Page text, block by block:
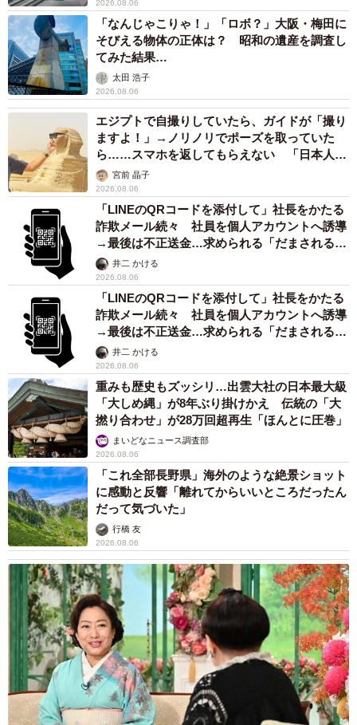
MKトラベル公式Xアカウント（@mk_ryokou
MKトラベル公式Instagramアカウント（@mktravel.jp）
MKトラベルWEB
前に上司から無言で届いた写真です #MK猫写真
pic.twitter.com/xZLrVZKAGP
— MKタクシー🚕 (@MKofficial_PR)
2026.08.06
「なんじゃこりゃ！」「ロボ？」大阪・梅田に
そびえる物体の正体は？ 昭和の遺産を調査し
てみた結果…
太田 浩子
2026.08.06
エジプトで自撮りしていたら、ガイドが「撮り
ますよ！」→ノリノリでポーズを取っていた
ら……スマホを返してもらえない 「日本人は
カモ代表かも」「私は6時間で3万円払った」
宮前 晶子
2026.08.06
「LINEのQRコードを添付して」社長をかたる
詐欺メール続々 社員を個人アカウントへ誘導
→最後は不正送金…求められる「だまされる前
提」の対策
井二 かける
2026.08.06
「LINEのQRコードを添付して」社長をかたる
詐欺メール続々 社員を個人アカウントへ誘導
→最後は不正送金…求められる「だまされる前
提」の対策
井二 かける
2026.08.06
重みも歴史もズッシリ…出雲大社の日本最大級
「大しめ縄」が8年ぶり掛けかえ 伝統の「大
撚り合わせ」が28万回超再生「ほんとに圧巻」
まいどなニュース調査部
2026.08.06
「これ全部長野県」海外のような絶景ショット
に感動と反響「離れてからいいところだったん
だって気づいた」
行橋 友
2026.08.06